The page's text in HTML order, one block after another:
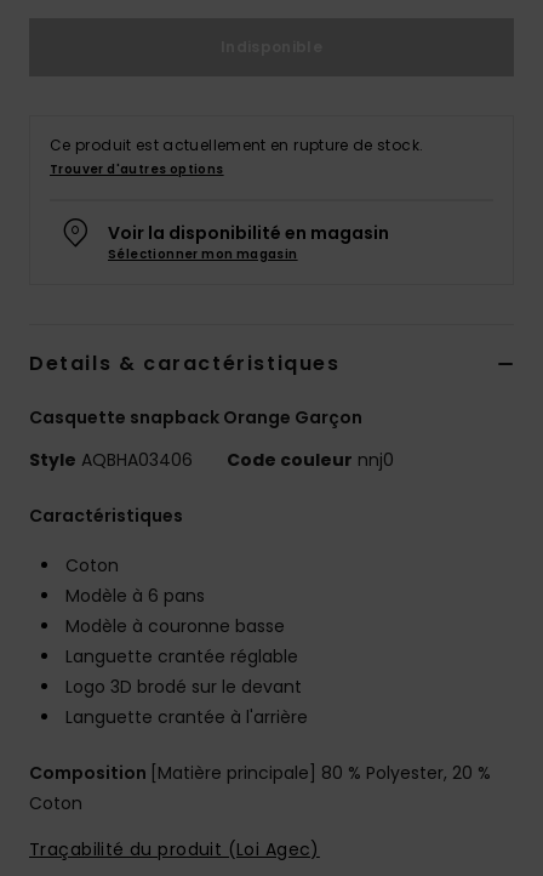
Ce produit est actuellement en rupture de stock.
Trouver d'autres options
Voir la disponibilité en magasin
Sélectionner mon magasin
Details & caractéristiques
Casquette snapback Orange Garçon
Style AQBHA03406 Code couleur nnj0
Caractéristiques
Coton
Modèle à 6 pans
Modèle à couronne basse
Languette crantée réglable
Logo 3D brodé sur le devant
Languette crantée à l'arrière
Composition [Matière principale] 80 % Polyester, 20 %
Coton
Traçabilité du produit (Loi Agec)